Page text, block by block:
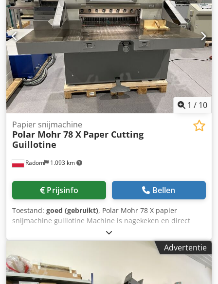
1 / 10
Radom 1.093 km
Papier snijmachine
Polar Mohr 78 X Paper Cutting
Guillotine
Prijsinfo Bellen
Toestand: goed (gebruikt), Polar Mohr 78 X papier
snijmachine guillotine Machine is nagekeken en direct
inzetbaar, in perfecte staat. Bouwjaar: 2008. Technische
specificaties: Snijbreedte: 780 mm Stapelhoogte: 120 mm
15" LCD-display 400V stroomvoorziening Dedpfx Akszgdafs
Eskr Gewicht: 1400 kg Zijtafels Chromen tafeloppervlak
Tafelverlichting en optische snijlijn Traploos instelbare
druk Extra afdekkingen voor achtertafel Reserve mes,
Advertentie